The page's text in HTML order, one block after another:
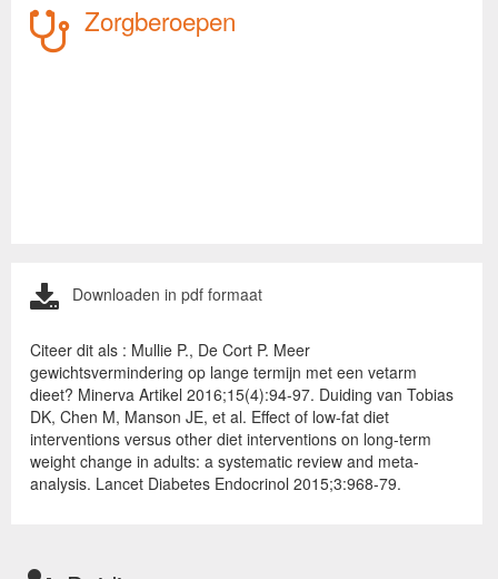
Zorgberoepen
Downloaden in pdf formaat
Citeer dit als : Mullie P., De Cort P. Meer
gewichtsvermindering op lange termijn met een vetarm
dieet? Minerva Artikel 2016;15(4):94-97. Duiding van Tobias
DK, Chen M, Manson JE, et al. Effect of low-fat diet
interventions versus other diet interventions on long-term
weight change in adults: a systematic review and meta-
analysis. Lancet Diabetes Endocrinol 2015;3:968-79.